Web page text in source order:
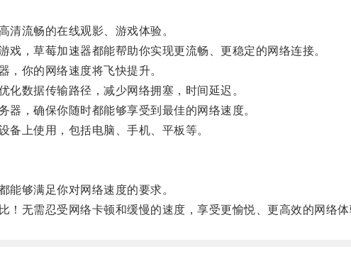
流畅的在线观影、游戏体验。
，草莓加速器都能帮助你实现更流畅、更稳定的网络连接。
你的网络速度将飞快提升。
数据传输路径，减少网络拥塞，时间延迟。
，确保你随时都能够享受到最佳的网络速度。
上使用，包括电脑、手机、平板等。
够满足你对网络速度的要求。
无需忍受网络卡顿和缓慢的速度，享受更愉悦、更高效的网络体